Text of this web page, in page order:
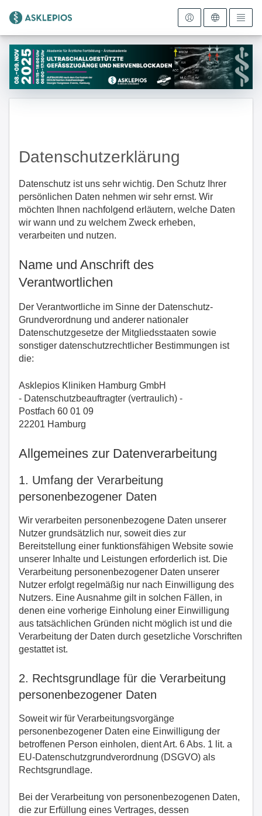
Zur Startseite
Datenschutzerklärung
Datenschutz ist uns sehr wichtig. Den Schutz Ihrer
persönlichen Daten nehmen wir sehr ernst. Wir
möchten Ihnen nachfolgend erläutern, welche Daten
wir wann und zu welchem Zweck erheben,
verarbeiten und nutzen.
Name und Anschrift des
Verantwortlichen
Der Verantwortliche im Sinne der Datenschutz-
Grundverordnung und anderer nationaler
Datenschutzgesetze der Mitgliedsstaaten sowie
sonstiger datenschutzrechtlicher Bestimmungen ist
die:
Asklepios Kliniken Hamburg GmbH
- Datenschutzbeauftragter (vertraulich) -
Postfach 60 01 09
22201 Hamburg
Allgemeines zur Datenverarbeitung
1. Umfang der Verarbeitung
personenbezogener Daten
Wir verarbeiten personenbezogene Daten unserer
Nutzer grundsätzlich nur, soweit dies zur
Bereitstellung einer funktionsfähigen Website sowie
unserer Inhalte und Leistungen erforderlich ist. Die
Verarbeitung personenbezogener Daten unserer
Nutzer erfolgt regelmäßig nur nach Einwilligung des
Nutzers. Eine Ausnahme gilt in solchen Fällen, in
denen eine vorherige Einholung einer Einwilligung
aus tatsächlichen Gründen nicht möglich ist und die
Verarbeitung der Daten durch gesetzliche Vorschriften
gestattet ist.
2. Rechtsgrundlage für die Verarbeitung
personenbezogener Daten
Soweit wir für Verarbeitungsvorgänge
personenbezogener Daten eine Einwilligung der
betroffenen Person einholen, dient Art. 6 Abs. 1 lit. a
EU-Datenschutzgrundverordnung (DSGVO) als
Rechtsgrundlage.
Bei der Verarbeitung von personenbezogenen Daten,
die zur Erfüllung eines Vertrages, dessen